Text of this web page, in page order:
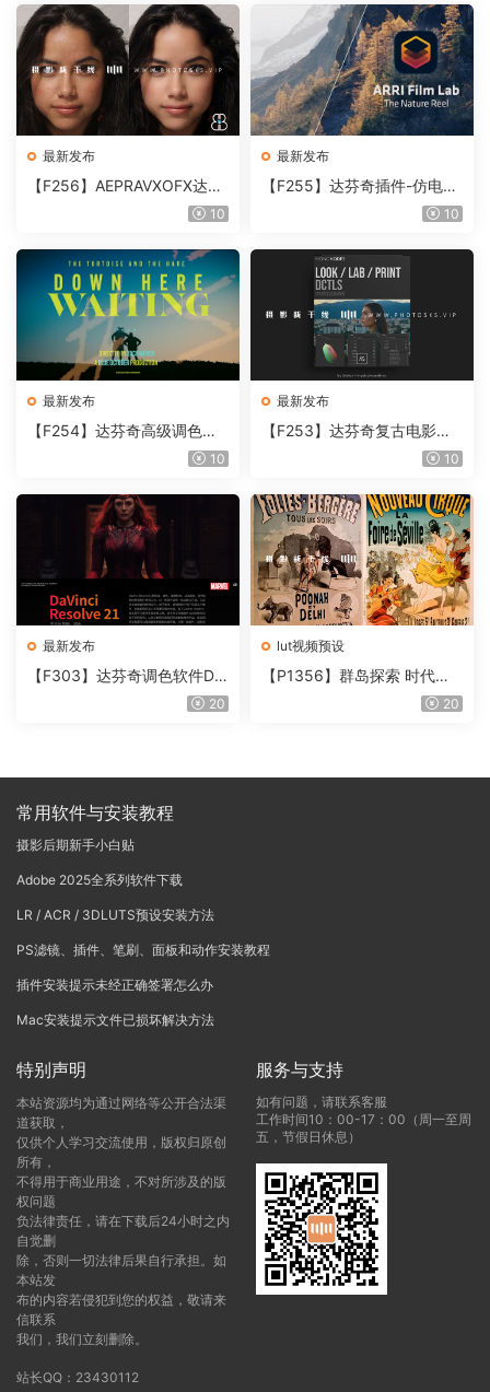
最新发布
【F256】AEPRAVXOFX达芬
奇视频人像磨皮润肤美颜插件
10
最新发布
【F255】达芬奇插件-仿电影
胶片视频调色插件 ARRI Film
10
最新发布
【F254】达芬奇高级调色插
件 Contour V2.2.2 WinMac10
最新发布
【F253】达芬奇复古电影胶
片质感DCTL节点调色预设 M
T V4.0
10
最新发布
【F303】达芬奇调色软件Da
Vinci Resolve Studio21.0.320
lut视频预设
【P1356】群岛探索 时代马
戏团 – QUEST 60 调色预设A
20
常用软件与安装教程
摄影后期新手小白贴
Adobe 2025全系列软件下载
LR / ACR / 3DLUTS预设安装方法
PS滤镜、插件、笔刷、面板和动作安装教程
插件安装提示未经正确签署怎么办
Mac安装提示文件已损坏解决方法
特别声明
本站资源均为通过网络等公开合法渠
道获取，
仅供个人学习交流使用，版权归原创
所有，
不得用于商业用途，不对所涉及的版
权问题
负法律责任，请在下载后24小时之内
自觉删
除，否则一切法律后果自行承担。如
本站发
布的内容若侵犯到您的权益，敬请来
信联系
我们，我们立刻删除。
站长QQ：23430112
服务与支持
如有问题，请联系客服
工作时间10：00-17：00（周一至周
五，节假日休息）